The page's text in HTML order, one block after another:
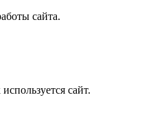
сайта.
сайт.